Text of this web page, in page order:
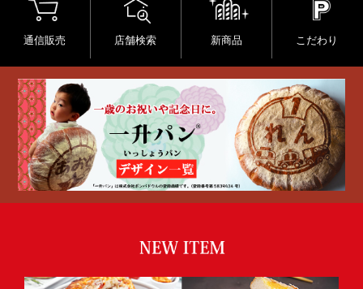
通信販売 店舗検索 新商品 こだわり